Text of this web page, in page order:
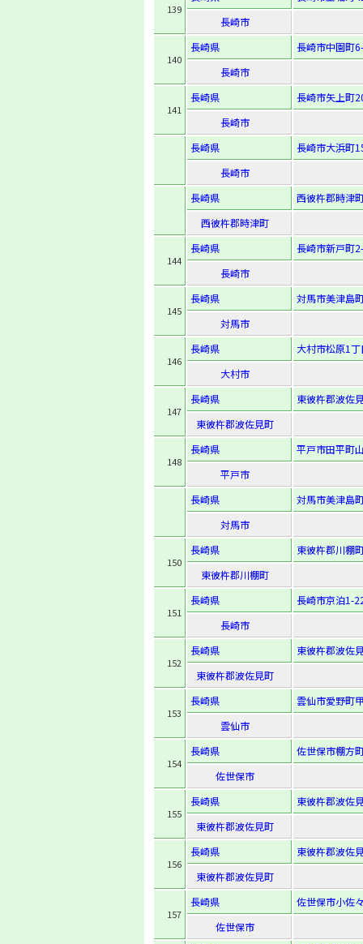
139
長崎市
140
長崎県
長崎市中園町
長崎市
141
長崎県
長崎市矢上町
長崎市
長崎県
長崎市大浜町
長崎市
長崎県
西彼杵郡時津
西彼杵郡時津町
144
長崎県
長崎市新戸町
長崎市
145
長崎県
対馬市美津島
対馬市
146
長崎県
大村市松原1
大村市
147
長崎県
東彼杵郡波佐
東彼杵郡波佐見町
148
長崎県
平戸市田平町
平戸市
長崎県
対馬市美津島
対馬市
150
長崎県
東彼杵郡川棚
東彼杵郡川棚町
151
長崎県
長崎市京泊1-
長崎市
152
長崎県
東彼杵郡波佐
東彼杵郡波佐見町
153
長崎県
雲仙市愛野町
雲仙市
154
長崎県
佐世保市棚方
佐世保市
155
長崎県
東彼杵郡波佐
東彼杵郡波佐見町
156
長崎県
東彼杵郡波佐
東彼杵郡波佐見町
157
長崎県
佐世保市小佐
佐世保市